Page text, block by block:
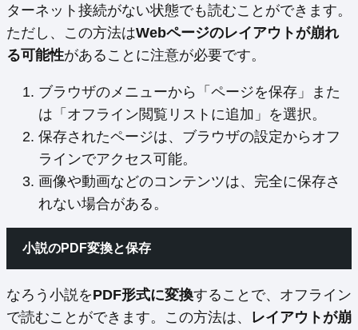
ターネット接続がない状態でも読むことができます。
ただし、この方法はWebページのレイアウトが崩れ
る可能性があることに注意が必要です。
ブラウザのメニューから「ページを保存」また
は「オフライン閲覧リストに追加」を選択。
保存されたページは、ブラウザの設定からオフ
ラインでアクセス可能。
画像や動画などのコンテンツは、完全に保存さ
れない場合がある。
小説のPDF変換と保存
なろう小説をPDF形式に変換することで、オフライン
で読むことができます。この方法は、 レイアウトが崩